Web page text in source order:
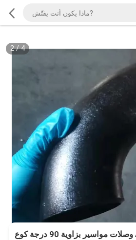
2/4
وصلات مواسير بزاوية 90 درجة كوع ASME B16.9